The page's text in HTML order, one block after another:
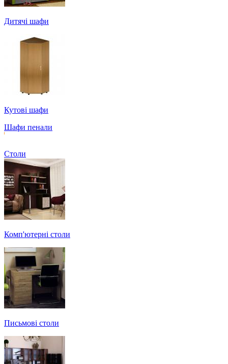
Дитячі шафи
Кутові шафи
Шафи пенали
Столи
Комп'ютерні столи
Письмові столи